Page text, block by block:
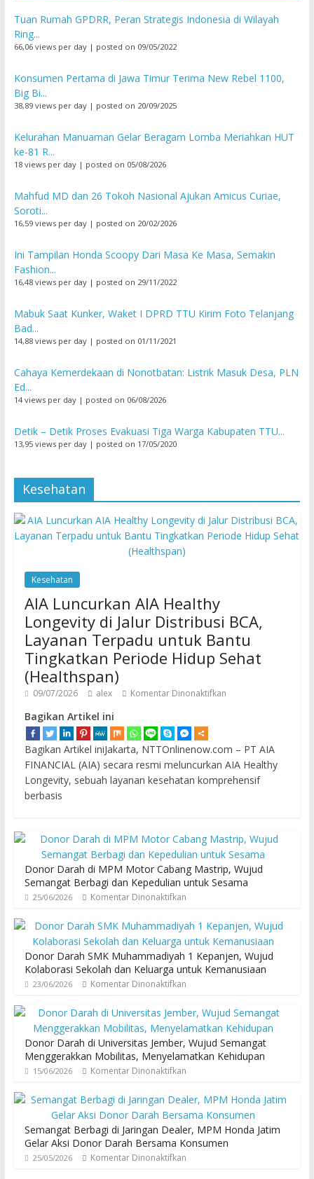
Tuan Rumah GPDRR, Peran Strategis Indonesia di Wilayah
Ring...
66,06 views per day| posted on 09/05/2022
Konsumen Pertama di Jawa Timur Terima New Rebel 1100,
Big Bi...
38,89 views per day| posted on 20/09/2025
Kelurahan Manuaman Gelar Beragam Lomba Meriahkan HUT
ke-81 R...
18 views per day| posted on 05/08/2026
Mahfud MD dan 26 Tokoh Nasional Ajukan Amicus Curiae,
Soroti...
16,59 views per day| posted on 20/02/2026
Ini Tampilan Honda Scoopy Dari Masa Ke Masa, Semakin
Fashion...
16,48 views per day| posted on 29/11/2022
Mabuk Saat Kunker, Waket I DPRD TTU Kirim Foto Telanjang
Bad...
14,88 views per day| posted on 01/11/2021
Cahaya Kemerdekaan di Nonotbatan: Listrik Masuk Desa, PLN
Ed...
14 views per day| posted on 06/08/2026
Detik – Detik Proses Evakuasi Tiga Warga Kabupaten TTU...
13,95 views per day| posted on 17/05/2020
Kesehatan
Kesehatan
AIA Luncurkan AIA Healthy
Longevity di Jalur Distribusi BCA,
Layanan Terpadu untuk Bantu
Tingkatkan Periode Hidup Sehat
(Healthspan)
09/07/2026 alex Komentar Dinonaktifkan
Bagikan Artikel ini
Bagikan Artikel iniJakarta, NTTOnlinenow.com – PT AIA
FINANCIAL (AIA) secara resmi meluncurkan AIA Healthy
Longevity, sebuah layanan kesehatan komprehensif
berbasis
Donor Darah di MPM Motor Cabang Mastrip, Wujud
Semangat Berbagi dan Kepedulian untuk Sesama
25/06/2026 Komentar Dinonaktifkan
Donor Darah SMK Muhammadiyah 1 Kepanjen, Wujud
Kolaborasi Sekolah dan Keluarga untuk Kemanusiaan
23/06/2026 Komentar Dinonaktifkan
Donor Darah di Universitas Jember, Wujud Semangat
Menggerakkan Mobilitas, Menyelamatkan Kehidupan
15/06/2026 Komentar Dinonaktifkan
Semangat Berbagi di Jaringan Dealer, MPM Honda Jatim
Gelar Aksi Donor Darah Bersama Konsumen
25/05/2026 Komentar Dinonaktifkan